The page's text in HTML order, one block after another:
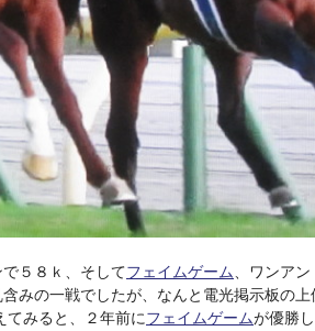
５８ｋ、そしてフェイムゲーム
、ワンア
みの一戦でしたが、なんと電光掲示板の上
てみると、２年前にフェイムゲームが優勝し